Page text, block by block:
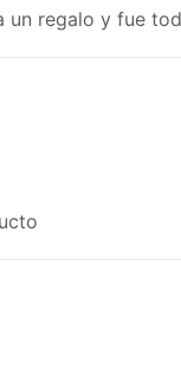
un regalo y fue